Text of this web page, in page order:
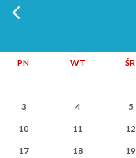
PN WT ŚR
3 4 5
10 11 12
17 18 19